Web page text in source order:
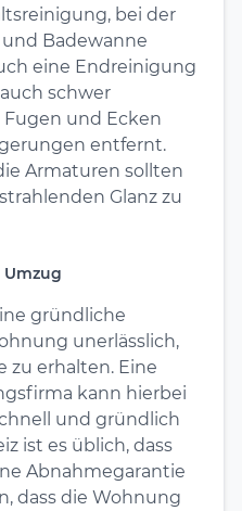
bei der
Badewanne
eine Endreinigung
schwer
und Ecken
entfernt.
Armaturen sollten
Glanz zu
gründliche
unerlässlich,
zu erhalten. Eine
kann hierbei
und gründlich
ist es üblich, dass
Abnahmegarantie
dass die Wohnung